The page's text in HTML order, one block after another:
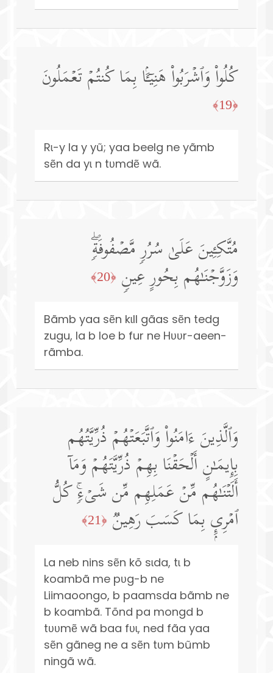
كُلُوا۟ وَٱشۡرَبُوا۟ هَنِیۤـَٔۢا بِمَا كُنتُمۡ تَعۡمَلُونَ
﴿19﴾
Rɩ-y la y yũ; yaa beelg ne yãmb
sẽn da yɩ n tʋmdẽ wã.
مُتَّكِـِٔینَ عَلَىٰ سُرُرࣲ مَّصۡفُوفَةࣲۖ
وَزَوَّجۡنَـٰهُم بِحُورٍ عِینࣲ ﴿20﴾
Bãmb yaa sẽn kɩll gãas sẽn tedg
zugu, la b loe b fur ne Hʋʋr-aeen-
rãmba.
وَٱلَّذِینَ ءَامَنُوا۟ وَٱتَّبَعَتۡهُمۡ ذُرِّیَّتُهُم
بِإِیمَـٰنٍ أَلۡحَقۡنَا بِهِمۡ ذُرِّیَّتَهُمۡ وَمَاۤ
أَلَتۡنَـٰهُم مِّنۡ عَمَلِهِم مِّن شَیۡءࣲۚ كُلُّ
ٱمۡرِىِٕۭ بِمَا كَسَبَ رَهِینࣱ ﴿21﴾
La neb nins sẽn kõ sɩda, tɩ b
koambã me pʋg-b ne
Liimaoongo, b paamsda bãmb ne
b koambã. Tõnd pa mongd b
tʋʋmẽ wã baa fʋɩ, ned fãa yaa
sẽn gãneg ne a sẽn tʋm bũmb
ningã wã.